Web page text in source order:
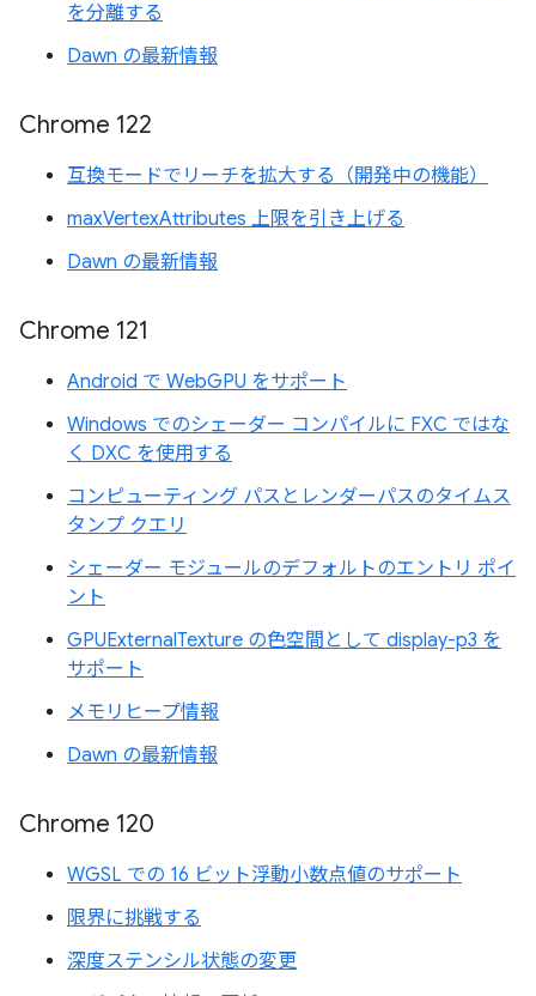
を分離する
Dawn の最新情報
Chrome 122
互換モードでリーチを拡大する（開発中の機能）
maxVertexAttributes 上限を引き上げる
Dawn の最新情報
Chrome 121
Android で WebGPU をサポート
Windows でのシェーダー コンパイルに FXC ではな
く DXC を使用する
コンピューティング パスとレンダーパスのタイムス
タンプ クエリ
シェーダー モジュールのデフォルトのエントリ ポイ
ント
GPUExternalTexture の色空間として display-p3 を
サポート
メモリヒープ情報
Dawn の最新情報
Chrome 120
WGSL での 16 ビット浮動小数点値のサポート
限界に挑戦する
深度ステンシル状態の変更